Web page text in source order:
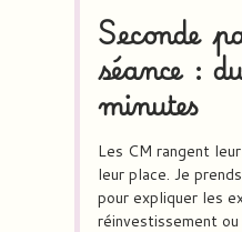
Seconde
séance :
minutes
Les CM rangent
leur place. Je
pour expliquer les
réinvestissement ou